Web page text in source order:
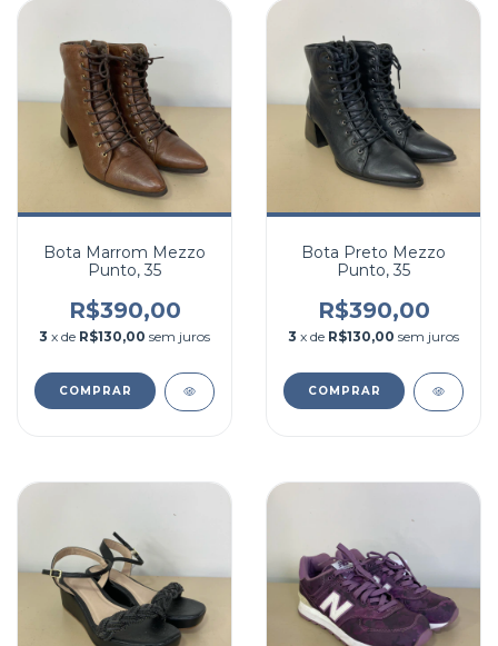
Bota Marrom Mezzo
Punto, 35
R$390,00
3 x de R$130,00 sem juros
COMPRAR
Bota Preto Mezzo
Punto, 35
R$390,00
3 x de R$130,00 sem juros
COMPRAR